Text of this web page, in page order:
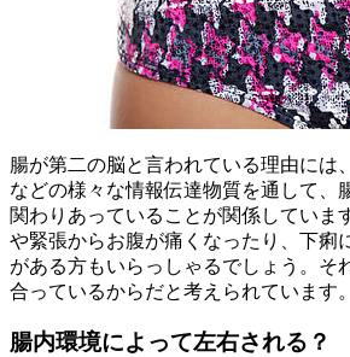
腸が第二の脳と言われている理由には
などの様々な情報伝達物質を通して、
関わりあっていることが関係していま
や緊張からお腹が痛くなったり、下痢
がある方もいらっしゃるでしょう。そ
合っているからだと考えられています。
腸内環境によって左右される？